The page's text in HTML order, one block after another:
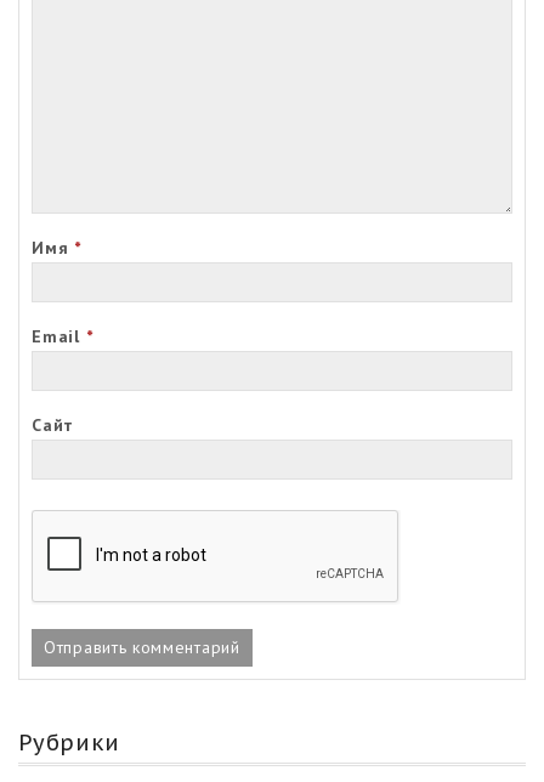
Имя *
Email *
Сайт
Рубрики